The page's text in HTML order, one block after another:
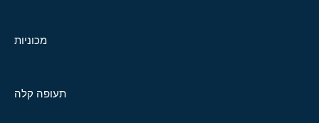
מכוניות
תעופה קלה